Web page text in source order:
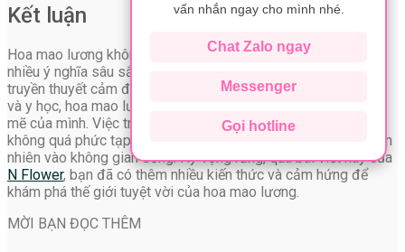
Kết luận
Hoa mao lương không chỉ đẹp ở hình thức mà còn ẩn chứa
nhiều ý nghĩa sâu sắc trong văn hóa và đời sống. Từ những
truyền thuyết cảm động đến công dụng thực tế trong trang trí
và y học, hoa mao lương đã chứng minh được sức hút mạnh
mẽ của mình. Việc trồng và chăm sóc hoa mao lương cũng
không quá phức tạp, giúp chúng ta dễ dàng mang vẻ đẹp thiên
nhiên vào không gian sống. Hy vọng rằng, qua bài viết này của
N Flower, bạn đã có thêm nhiều kiến thức và cảm hứng để
khám phá thế giới tuyệt vời của hoa mao lương.
MỜI BẠN ĐỌC THÊM
vấn nhắn ngay cho mình nhé.
Chat Zalo ngay
Messenger
Gọi hotline